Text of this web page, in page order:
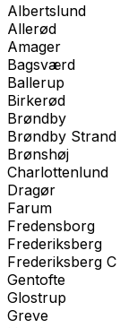
Albertslund
Allerød
Amager
Bagsværd
Ballerup
Birkerød
Brøndby
Brøndby Strand
Brønshøj
Charlottenlund
Dragør
Farum
Fredensborg
Frederiksberg
Frederiksberg C
Gentofte
Glostrup
Greve